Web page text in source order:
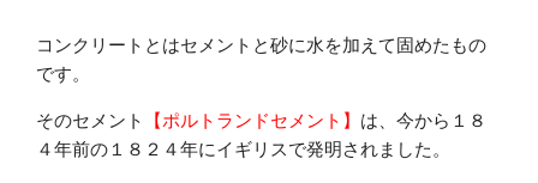
コンクリートとはセメントと砂に水を加えて固めたもの
です。
そのセメント 【ポルトランドセメント】 は、今から１８
４年前の１８２４年にイギリスで発明されました。